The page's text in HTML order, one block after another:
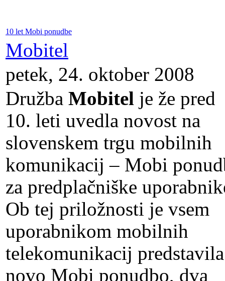
10 let Mobi ponudbe
Mobitel
petek, 24. oktober 2008
Družba Mobitel je že pred
10. leti uvedla novost na
slovenskem trgu mobilnih
komunikacij – Mobi
za predplačniške
Ob tej priložnosti je vsem
uporabnikom mobilnih
telekomunikacij predstavila
novo Mobi ponudbo, dva